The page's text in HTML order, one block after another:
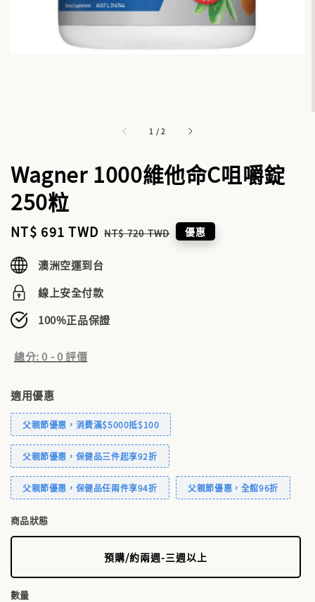
1 /2
Wagner 1000維他命C咀嚼錠
250粒
Sale
NT$ 691 TWD Regular
NT$ 720 TWD 優惠
澳洲空運到台
線上安全付款
100%正品保證
總分:0 -0評價
適用優惠
父親節優惠，消費滿$5000抵$100
父親節優惠，保健品三件起享92折
父親節優惠，保健品任兩件享94折 父親節優惠，全館96折
商品狀態
預購/約兩週-三週以上
數量